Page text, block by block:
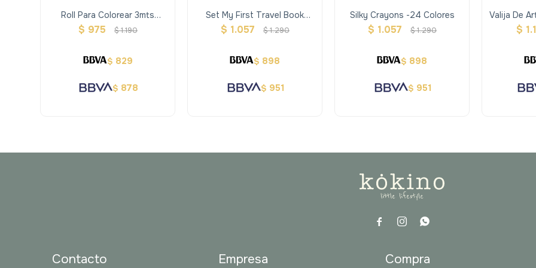
Roll Para Colorear 3mts
Unicornio- Avenir
$ 975 $1.190
$ 829
$ 878
Set My First Travel Book
Maped Creativ
$ 1.057 $1.290
$ 898
$ 951
Silky Crayons -24 Colores
$ 1.057 $1.290
$ 898
$ 951
Valija De
$
  
Contacto Empresa Compra